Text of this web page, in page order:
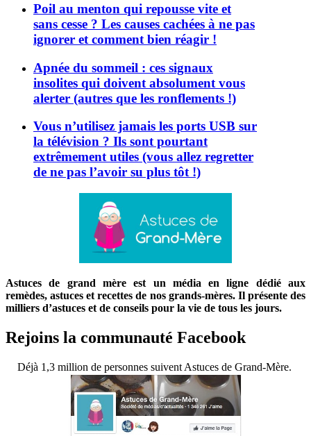
Poil au menton qui repousse vite et
sans cesse ? Les causes cachées à ne pas
ignorer et comment bien réagir !
Apnée du sommeil : ces signaux
insolites qui doivent absolument vous
alerter (autres que les ronflements !)
Vous n’utilisez jamais les ports USB sur
la télévision ? Ils sont pourtant
extrêmement utiles (vous allez regretter
de ne pas l’avoir su plus tôt !)
Astuces de grand mère est un média en ligne dédié aux
remèdes, astuces et recettes de nos grands-mères. Il présente des
milliers d’astuces et de conseils pour la vie de tous les jours.
Rejoins la communauté Facebook
Déjà 1,3 million de personnes suivent Astuces de Grand-Mère.